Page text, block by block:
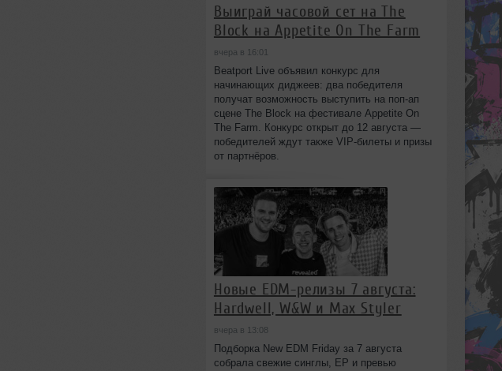
Выиграй часовой сет на The
Block на Appetite On The Farm
вчера в 16:01
Beatport Live объявил конкурс для
начинающих диджеев: два победителя
получат возможность выступить на поп‑ап
сцене The Block на фестивале Appetite On
The Farm. Конкурс открыт до 12 августа —
победителей ждут также VIP‑билеты и призы
от партнёров.
Новые EDM-релизы 7 августа:
Hardwell, W&W и Max Styler
вчера в 13:08
Подборка New EDM Friday за 7 августа
собрала свежие синглы, EP и превью